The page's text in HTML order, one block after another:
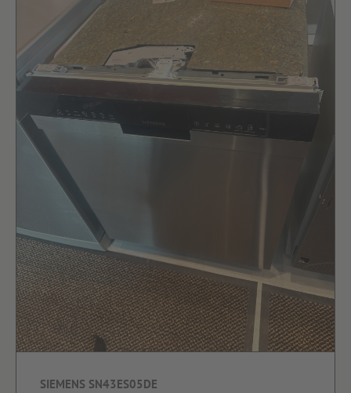
SIEMENS SN43ES05DE